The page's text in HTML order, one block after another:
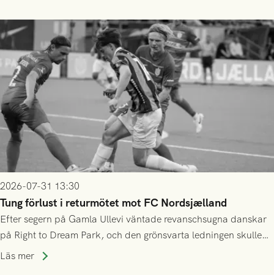
2026-07-31 13:30
Tung förlust i returmötet mot FC Nordsjælland
Efter segern på Gamla Ullevi väntade revanschsugna danskar
på Right to Dream Park, och den grönsvarta ledningen skulle
upphöra efter mindre än kvarten spelad. På lika mark visade
Läs mer